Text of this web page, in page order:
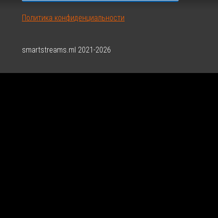
Политика конфиденциальности
smartstreams.ml 2021-2026